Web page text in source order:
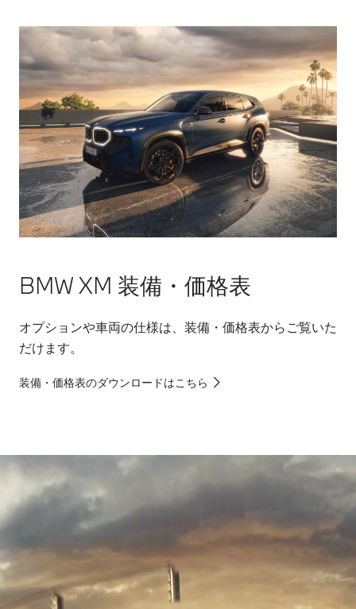
BMW XM 装備・価格表
オプションや車両の仕様は、装備・価格表からご覧いた
だけます。
装備・価格表のダウンロードはこちら